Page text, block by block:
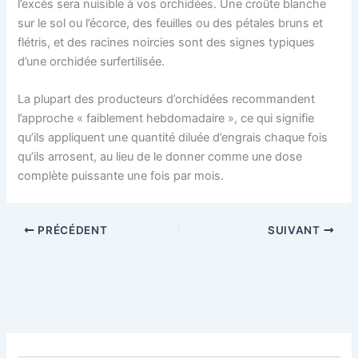
l’excès sera nuisible à vos orchidées. Une croûte blanche
sur le sol ou l’écorce, des feuilles ou des pétales bruns et
flétris, et des racines noircies sont des signes typiques
d’une orchidée surfertilisée.
La plupart des producteurs d’orchidées recommandent
l’approche « faiblement hebdomadaire », ce qui signifie
qu’ils appliquent une quantité diluée d’engrais chaque fois
qu’ils arrosent, au lieu de le donner comme une dose
complète puissante une fois par mois.
PRÉCÉDENT SUIVANT